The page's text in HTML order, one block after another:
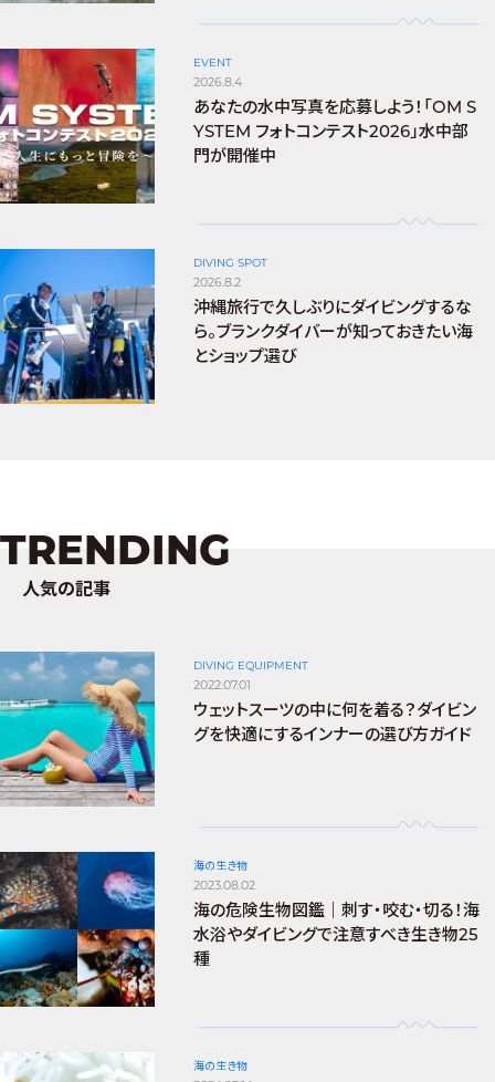
EVENT
2026.8.4
あなたの水中写真を応募しよう！「OM S
YSTEM フォトコンテスト2026」水中部
門が開催中
DIVING SPOT
2026.8.2
沖縄旅行で久しぶりにダイビングするな
ら。ブランクダイバーが知っておきたい海
とショップ選び
TRENDING
人気の記事
DIVING EQUIPMENT
2022.07.01
ウェットスーツの中に何を着る？ダイビン
グを快適にするインナーの選び方ガイド
海の生き物
2023.08.02
海の危険生物図鑑｜刺す・咬む・切る！海
水浴やダイビングで注意すべき生き物25
種
海の生き物